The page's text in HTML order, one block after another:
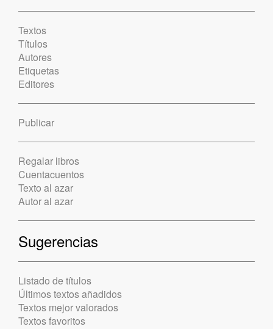
Textos
Títulos
Autores
Etiquetas
Editores
Publicar
Regalar libros
Cuentacuentos
Texto al azar
Autor al azar
Sugerencias
Listado de títulos
Últimos textos añadidos
Textos mejor valorados
Textos favoritos